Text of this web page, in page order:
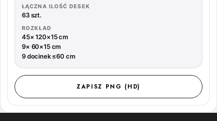
ŁĄCZNA ILOŚĆ DESEK
63 szt.
ROZKŁAD
45× 120×15 cm
9× 60×15 cm
9 docinek ≤60 cm
ZAPISZ PNG (HD)